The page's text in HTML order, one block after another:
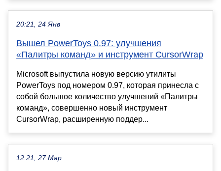
20:21, 24 Янв
Вышел PowerToys 0.97: улучшения
«Палитры команд» и инструмент CursorWrap
Microsoft выпустила новую версию утилиты
PowerToys под номером 0.97, которая принесла с
собой большое количество улучшений «Палитры
команд», совершенно новый инструмент
CursorWrap, расширенную поддер...
12:21, 27 Мар